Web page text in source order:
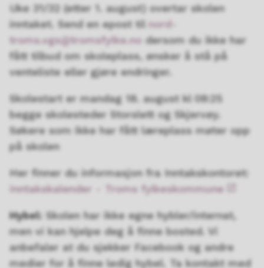
Uke 31/32 (etter 1. august) overtar skolen
inntaket. Send en epost til nord-
troms.vgs@tromsfylke.no dersom du ikke har
fått tilbud om skoleplass, ønsker å stå på
venteliste eller gjøre endringer.
Skolestart er mandag 18. august kl 08:25
begge skolesteder Storslett og Skjervøy.
Søkere som ikke har fått læreplass møter opp
på skolen
Her finner du informasjon fra Inntakskontoret:
Inntakskalender - Troms fylkeskommune
Hybel: Skolen har ikke egne hybler/internat,
men vi kan hjelpe deg å finne bosted. Vi
anbefaler at du sjekker Facebook og andre
medier for å finne ledig hybel. Ta kontakt med